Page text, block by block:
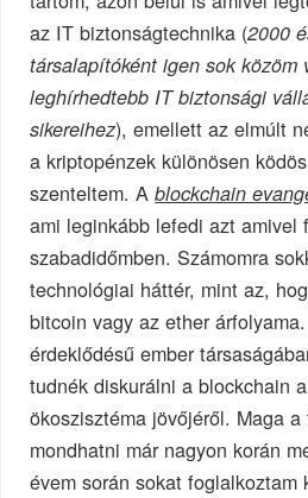
az IT biztonságtechnika (2000
társalapítóként igen sok közöm
leghírhedtebb IT biztonsági
sikereihez), emellett az elmúlt
a kriptopénzek különösen
szenteltem. Ablockchain
ami leginkább lefedi azt amivel
szabadidőmben. Számomra
technológiai háttér, mint az,
bitcoin vagy az ether
érdeklődésű ember
tudnék diskurálni a blockchain
ökoszisztéma jövőjéről. Maga
mondhatni már nagyon korán
évem során sokat foglalkoztam